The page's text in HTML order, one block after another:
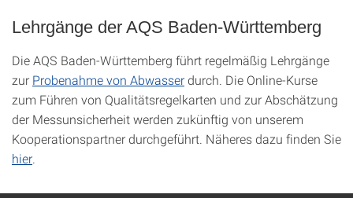
Lehrgänge der AQS Baden-Württemberg
Die AQS Baden-Württemberg führt regelmäßig Lehrgänge
zur Probenahme von Abwasserdurch. Die Online-Kurse
zum Führen von Qualitätsregelkarten und zur Abschätzung
der Messunsicherheit werden zukünftig von unserem
Kooperationspartner durchgeführt. Näheres dazu finden Sie
hier